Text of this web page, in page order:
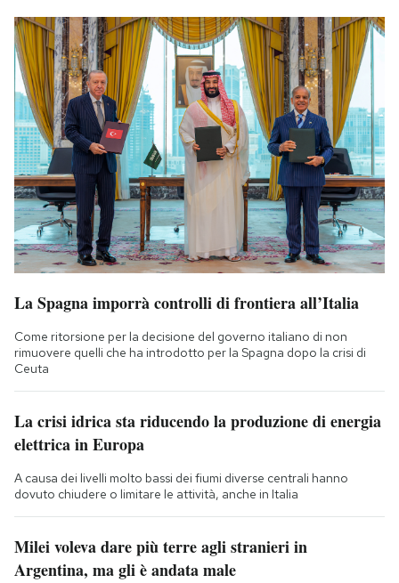
La Spagna imporrà controlli di frontiera all’Italia
Come ritorsione per la decisione del governo italiano di non
rimuovere quelli che ha introdotto per la Spagna dopo la crisi di
Ceuta
La crisi idrica sta riducendo la produzione di energia
elettrica in Europa
A causa dei livelli molto bassi dei fiumi diverse centrali hanno
dovuto chiudere o limitare le attività, anche in Italia
Milei voleva dare più terre agli stranieri in
Argentina, ma gli è andata male